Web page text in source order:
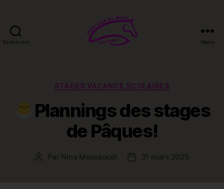
Recherche
Bréats
Menu
Catégories
STAGES VACANCE SCOLAIRES
Plannings des stages
de Pâques!
Auteur
Par Nina Messaoudi
Date31 mars 2025